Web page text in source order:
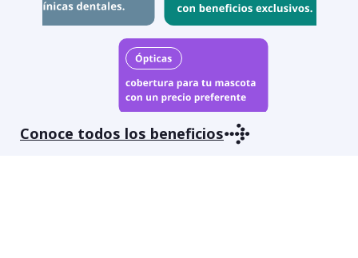
Conoce todos los beneficios